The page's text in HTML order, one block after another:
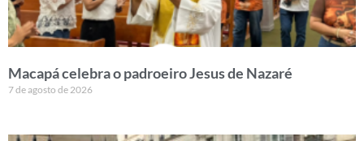
Macapá celebra o padroeiro Jesus de Nazaré
7 de agosto de 2026